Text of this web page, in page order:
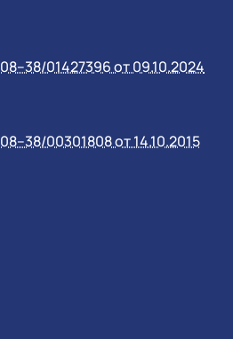
01427396 от 09.10.2024
00301808 от 14.10.2015